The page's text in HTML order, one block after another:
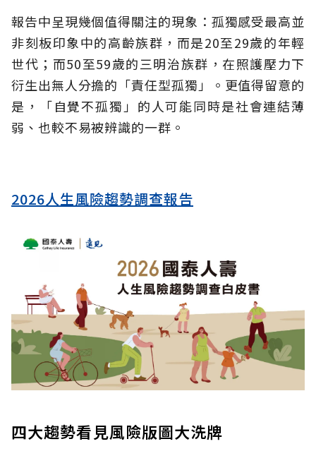
報告中呈現幾個值得關注的現象：孤獨感受最高並
非刻板印象中的高齡族群，而是20至29歲的年輕
世代；而50至59歲的三明治族群，在照護壓力下
衍生出無人分擔的「責任型孤獨」。更值得留意的
是，「自覺不孤獨」的人可能同時是社會連結薄
弱、也較不易被辨識的一群。
2026人生風險趨勢調查報告
四大趨勢看見風險版圖大洗牌